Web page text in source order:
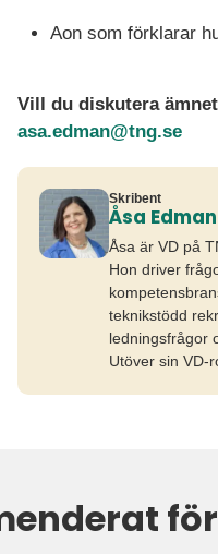
Aon som förklarar
Vill du diskutera
asa.edman@tng.se
Skribent
Åsa
Åsa är VD på
Hon driver
teknikstödd
ledningsfrågor
Utöver sin VD-